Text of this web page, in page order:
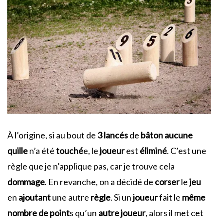
À l’origine, si au bout de 3 lancésde bâtonaucune
quillen’a ététouchée, lejoueurest éliminé. C’est une
règle que je n’applique pas, car je trouve cela
dommage. En revanche, on a décidé de corserlejeu
en ajoutantune autre règle. Si unjoueurfait le même
nombre de points qu’un autre joueur, alors il met cet